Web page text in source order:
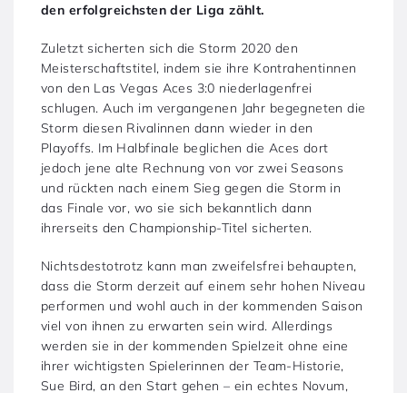
den erfolgreichsten der Liga zählt.
Zuletzt sicherten sich die Storm 2020 den
Meisterschaftstitel, indem sie ihre Kontrahentinnen
von den Las Vegas Aces 3:0 niederlagenfrei
schlugen. Auch im vergangenen Jahr begegneten die
Storm diesen Rivalinnen dann wieder in den
Playoffs. Im Halbfinale beglichen die Aces dort
jedoch jene alte Rechnung von vor zwei Seasons
und rückten nach einem Sieg gegen die Storm in
das Finale vor, wo sie sich bekanntlich dann
ihrerseits den Championship-Titel sicherten.
Nichtsdestotrotz kann man zweifelsfrei behaupten,
dass die Storm derzeit auf einem sehr hohen Niveau
performen und wohl auch in der kommenden Saison
viel von ihnen zu erwarten sein wird. Allerdings
werden sie in der kommenden Spielzeit ohne eine
ihrer wichtigsten Spielerinnen der Team-Historie,
Sue Bird, an den Start gehen – ein echtes Novum,